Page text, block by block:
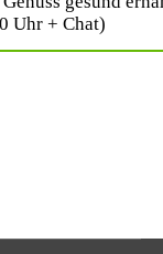
Uhr + Chat)